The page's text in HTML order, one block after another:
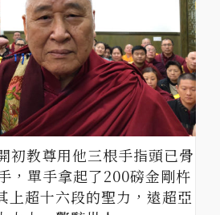
初教尊用他三根手指頭已骨
，單手拿起了200磅金剛杵
上超十六段的聖力，遠超亞